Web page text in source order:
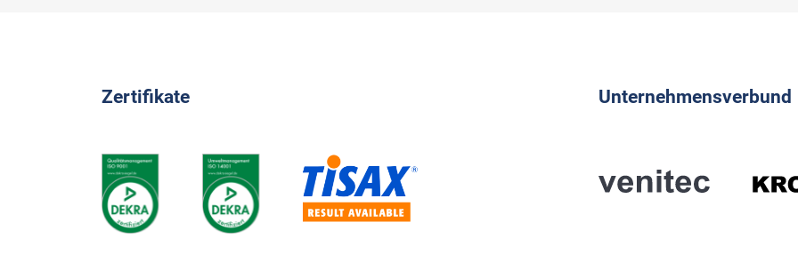
Zertifikate Unternehmensverbund